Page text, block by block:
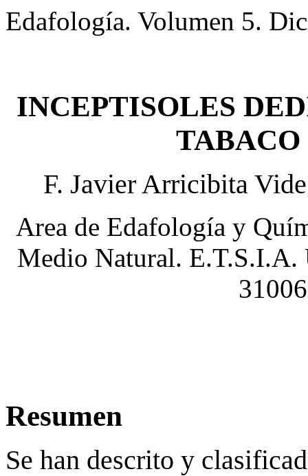
Edafología. Volumen 5.
INCEPTISOLES
TABACO
F. Javier Arricibita
Area de Edafología y
Medio Natural. E.T.S.I.A.
Resumen
Se han descrito y